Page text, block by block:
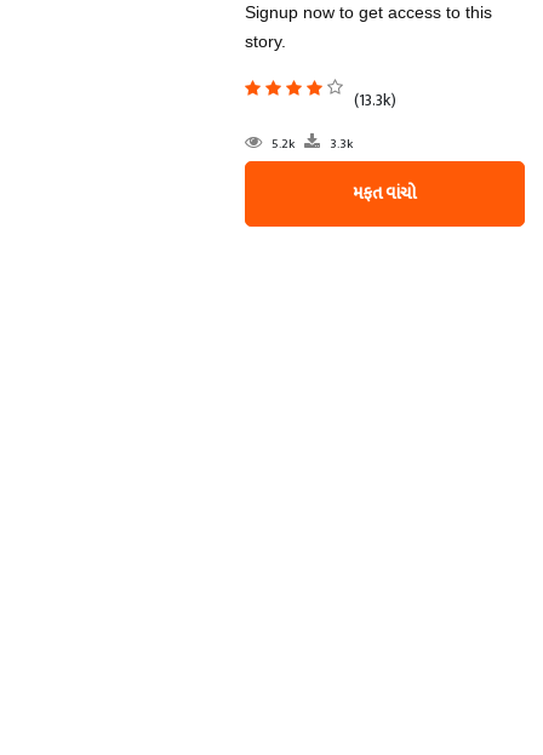
Signup now to get access to this
story.
(13.3k)
5.2k 3.3k
મફત વાંચો